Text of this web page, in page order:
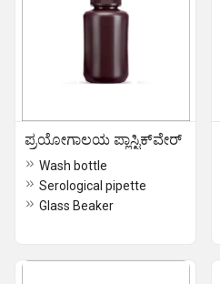
ಪ್ರಯೋಗಾಲಯ ಪ್ಲಾಸ್ಟಿಕ್‌ವೇರ್
Wash bottle
Serological pipette
Glass Beaker